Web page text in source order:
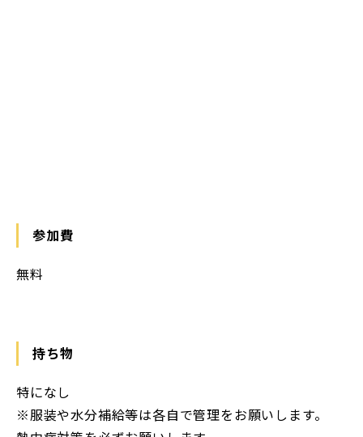
参加費
無料
持ち物
特になし
※服装や水分補給等は各自で管理をお願いします。